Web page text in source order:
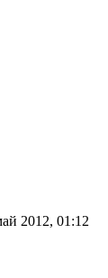
2012, 01:12